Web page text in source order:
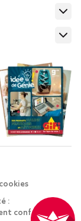
:
conforme